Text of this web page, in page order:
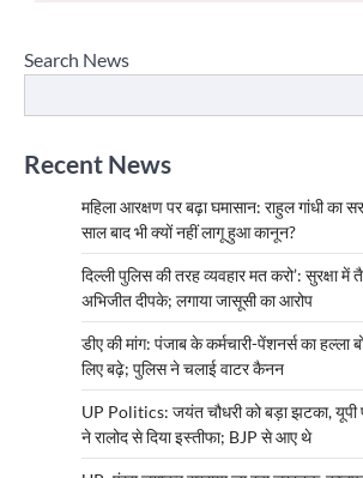
Search News
Recent News
महिला आरक्षण पर बढ़ा घमासान: राहुल गांधी का
साल बाद भी क्यों नहीं लागू हुआ कानून?
दिल्ली पुलिस की तरह व्यवहार मत करो’: सुरक्षा में
अभिजीत दीपके; लगाया जासूसी का आरोप
डीए की मांग: पंजाब के कर्मचारी-पेंशनर्स का हल्ला
लिए बढ़े; पुलिस ने चलाई वाटर कैनन
UP Politics: जयंत चौधरी को बड़ा झटका, यूपी
ने रालोद से दिया इस्तीफा; BJP से आए थे